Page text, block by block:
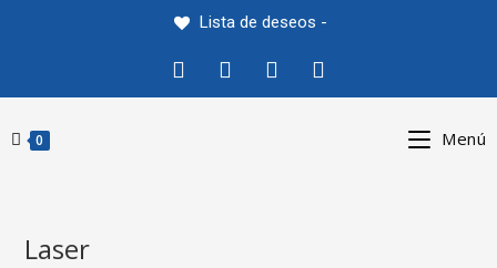
Lista de deseos -
0 Menú
Laser